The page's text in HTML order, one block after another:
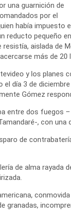
una guarnición de
por el
había impuesto
reducto pequeño
aislada de
más de 20
y los planes
día 3 de
Gómez
entre dos fuegos
, con
de
de alma rayada